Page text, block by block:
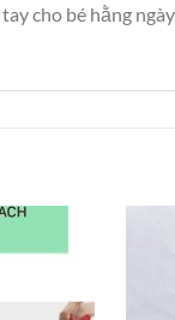
cho bé hằng